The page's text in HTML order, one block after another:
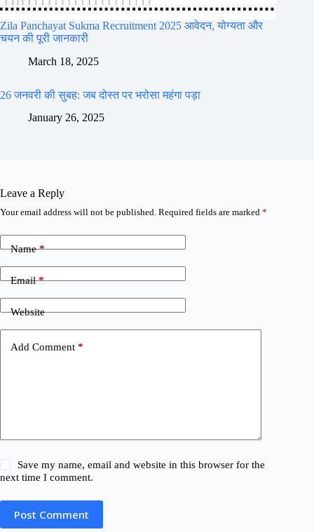
Zila Panchayat Sukma Recruitment 2025 आवेदन, योग्यता और
चयन की पूरी जानकारी
March 18, 2025
26 जनवरी की सुबह: जब दोस्त पर भरोसा महंगा पड़ा
January 26, 2025
Leave a Reply
Your email address will not be published. Required fields are marked *
Name*
Email*
Website
Add Comment *
Save my name, email and website in this browser for the
next time I comment.
Post Comment